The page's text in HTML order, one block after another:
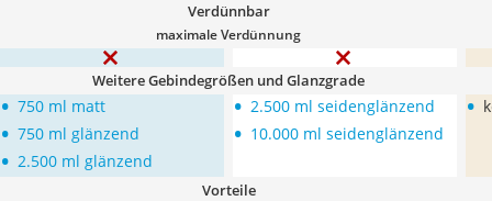
Verdünnbar
maximale Verdünnung
Weitere Gebindegrößen und Glanzgrade
• 750 ml matt
• 750 ml glänzend
• 2.500 ml glänzend
• 2.500 ml seidenglänzend
• 10.000 ml seidenglänzend
•
Vorteile